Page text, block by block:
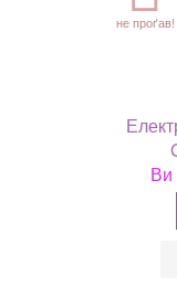
не проґав!
Ви